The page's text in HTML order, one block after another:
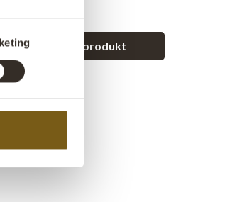
dette produkt